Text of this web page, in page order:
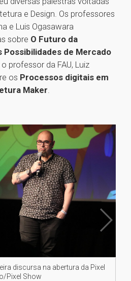
e Design. Os professores
e Luis Ogasawara
sobre O Futuro da
Possibilidades de Mercado
professor da FAU, Luiz
os Processos digitais em
Maker.
discursa na abertura da Pixel
Pixel Show